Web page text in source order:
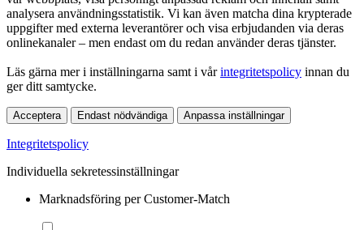
analysera användningsstatistik. Vi kan även matcha dina krypterade
uppgifter med externa leverantörer och visa erbjudanden via deras
onlinekanaler – men endast om du redan använder deras tjänster.
Läs gärna mer i inställningarna samt i vårintegritetspolicy innan du
ger ditt samtycke.
Acceptera Endast nödvändiga Anpassa inställningar
Integritetspolicy
Individuella sekretessinställningar
Marknadsföring per Customer-Match